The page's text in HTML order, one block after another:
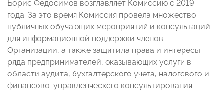
Борис Федосимов возглавляет Комиссию с 2019
года. За это время Комиссия провела множество
публичных обучающих мероприятий и консультаций
для информационной поддержки членов
Организации, а также защитила права и интересы
ряда предпринимателей, оказывающих услуги в
области аудита, бухгалтерского учета, налогового и
финансово-управленческого консультирования.